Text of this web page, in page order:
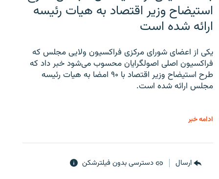
استیضاح وزیر اقتصاد به هیات رئیسه
ارائه شده است
یکی از اعضای شورای مرکزی فراکسیون ولایی مجلس که
فراکسیون اصلی اصولگرایان محسوب می‌شود خبر داد که
طرح استیضاح وزیر اقتصاد با ۹۰ امضا به هیات رئیسه
مجلس ارائه شده است.
ادامه خبر
ارسال دسترسی بدون فیلترشکن